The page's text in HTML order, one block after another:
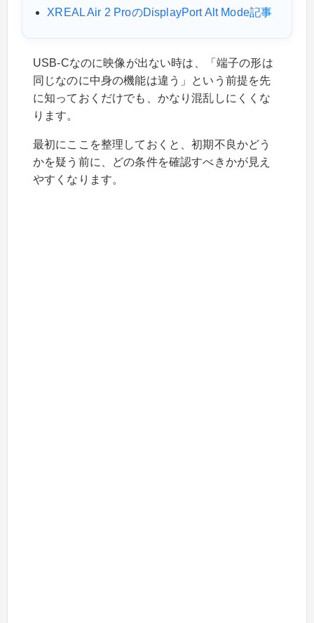
XREAL Air 2 ProのDisplayPort Alt Mode記事
USB-Cなのに映像が出ない時は、「端子の形は
同じなのに中身の機能は違う」という前提を先
に知っておくだけでも、かなり混乱しにくくな
ります。
最初にここを整理しておくと、初期不良かどう
かを疑う前に、どの条件を確認すべきかが見え
やすくなります。